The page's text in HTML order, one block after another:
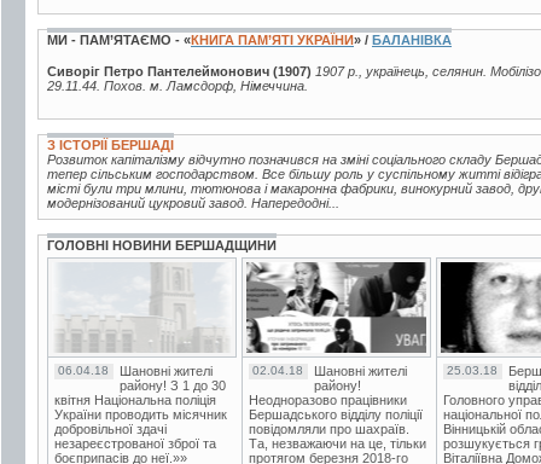
МИ - ПАМ’ЯТАЄМО - «КНИГА ПАМ’ЯТІ УКРАЇНИ» / БАЛАНІВКА
Сиворіг Петро Пантелеймонович (1907) 1907 р., українець, селянин.
29.11.44. Похов. м. Ламсдорф, Німеччина.
З ІСТОРІЇ БЕРШАДІ
Розвиток капіталізму відчутно позначився на зміні соціального складу
тепер сільським господарством. Все більшу роль у суспільному житті
місті були три млини, тютюнова і макаронна фабрики, винокурний завод,
модернізований цукровий завод. Напередодні...
ГОЛОВНІ НОВИНИ БЕРШАДЩИНИ
06.04.18
Шановні жителі
району! З 1 до 30
квітня Національна поліція
України проводить місячник
добровільної здачі
незареєстрованої зброї та
боєприпасів до неї.»»
02.04.18
Шановні жителі
району!
Неодноразово працівники
Бершадського відділу поліції
повідомляли про шахраїв.
Та, незважаючи на це, тільки
протягом березня 2018-го
25.03.18
Головного
національної
Вінницькій
розшукується
Віталіївна